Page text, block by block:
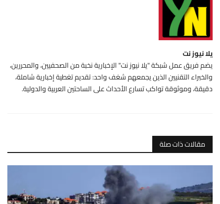
يلا نيوز نت
يضم فريق عمل شبكة "يلا نيوز نت" الإخبارية نخبة من الصحفيين، والمحررين،
والخبراء التقنيين الذين يجمعهم شغف واحد: تقديم تغطية إخبارية شاملة،
دقيقة، وموثوقة تواكب تسارع الأحداث على الساحتين العربية والدولية.
مقالات ذات صلة